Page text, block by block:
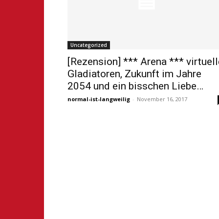
Uncategorized
[Rezension] *** Arena ***
Gladiatoren, Zukunft im Jahre
2054 und ein bisschen Liebe…
normal-ist-langweilig - November 16, 2017